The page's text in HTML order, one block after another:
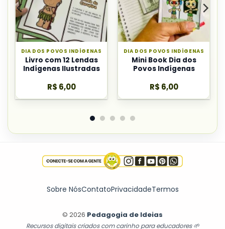
DIA DOS POVOS INDÍGENAS
Livro com 12 Lendas
Indígenas Ilustradas
R$ 6,00
DIA DOS POVOS INDÍGENAS
Mini Book Dia dos
Povos Indígenas
R$ 6,00
Sobre NósContatoPrivacidadeTermos
© 2026 Pedagogia de Ideias
Recursos digitais criados com carinho para educadores 🌱